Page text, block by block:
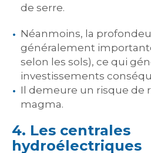
de serre.
Néanmoins, la
généralement
selon les sols), ce qui
investissements
Il demeure un risque de
magma.
4. Les centrales
hydroélectriques